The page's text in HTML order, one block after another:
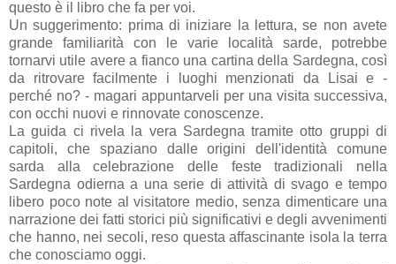
questo è il libro che fa per voi.
Un suggerimento: prima di iniziare la lettura, se non avete
grande familiarità con le varie località sarde, potrebbe
tornarvi utile avere a fianco una cartina della Sardegna, così
da ritrovare facilmente i luoghi menzionati da Lisai e -
perché no? - magari appuntarveli per una visita successiva,
con occhi nuovi e rinnovate conoscenze.
La guida ci rivela la vera Sardegna tramite otto gruppi di
capitoli, che spaziano dalle origini dell'identità comune
sarda alla celebrazione delle feste tradizionali nella
Sardegna odierna a una serie di attività di svago e tempo
libero poco note al visitatore medio, senza dimenticare una
narrazione dei fatti storici più significativi e degli avvenimenti
che hanno, nei secoli, reso questa affascinante isola la terra
che conosciamo oggi.